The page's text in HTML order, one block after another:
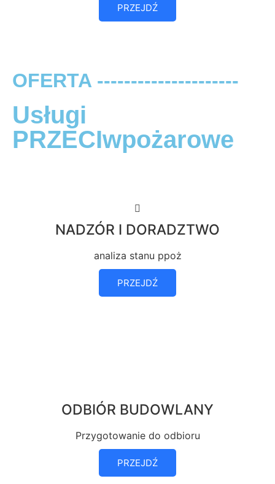
PRZEJDŹ
OFERTA ---------------------
Usługi
PRZECIwpożarowe
NADZÓR I DORADZTWO
analiza stanu ppoż
PRZEJDŹ
ODBIÓR BUDOWLANY
Przygotowanie do odbioru
PRZEJDŹ